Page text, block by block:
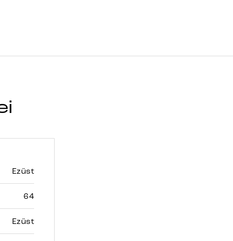
Ezüst
64
Ezüst